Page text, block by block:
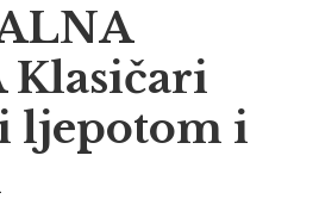
Klasičari
ljepotom i